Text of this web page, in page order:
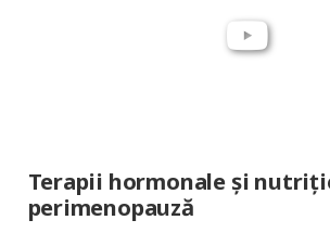
Terapii hormonale și
perimenopauză